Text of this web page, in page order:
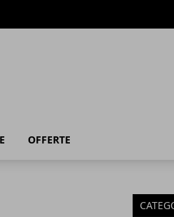
OFFERTE